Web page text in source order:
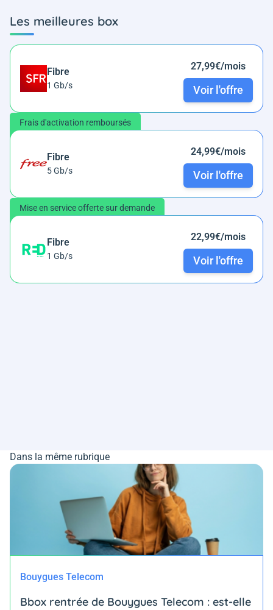
Les meilleures box
Fibre
1 Gb/s
27,99€/mois
Voir l'offre
Frais d'activation remboursés
Fibre
5 Gb/s
24,99€/mois
Voir l'offre
Mise en service offerte sur demande
Fibre
1 Gb/s
22,99€/mois
Voir l'offre
Dans la même rubrique
Bouygues Telecom
Bbox rentrée de Bouygues Telecom : est-elle